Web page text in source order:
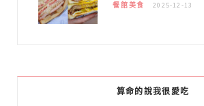
餐館美食 2025-12-13
算命的說我很愛吃